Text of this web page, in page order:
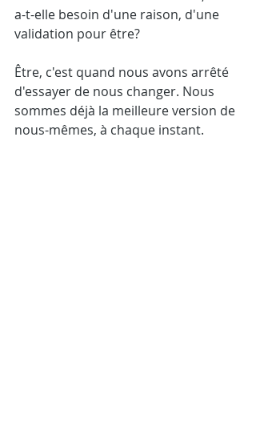
a-t-elle besoin d'une raison, d'une
validation pour être?
Être, c'est quand nous avons arrêté
d'essayer de nous changer. Nous
sommes déjà la meilleure version de
nous-mêmes, à chaque instant.